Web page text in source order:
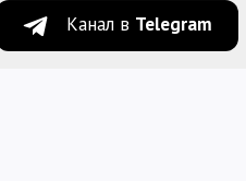
Канал в Telegram